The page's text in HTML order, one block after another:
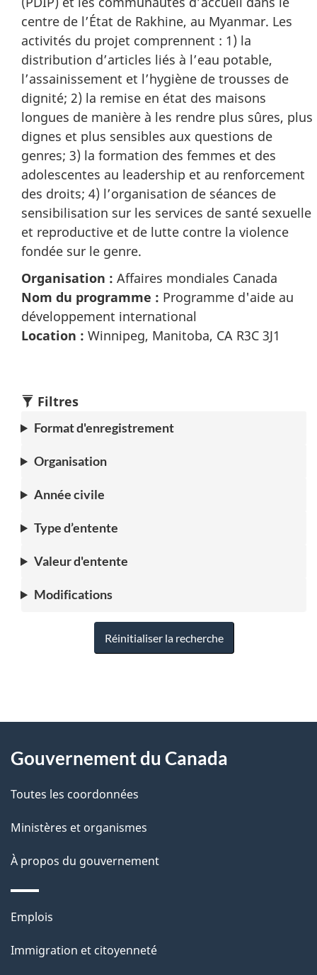
centre de l’État de Rakhine, au Myanmar. Les
activités du projet comprennent : 1) la
distribution d’articles liés à l’eau potable,
l’assainissement et l’hygiène de trousses de
dignité; 2) la remise en état des maisons
longues de manière à les rendre plus sûres, plus
dignes et plus sensibles aux questions de
genres; 3) la formation des femmes et des
adolescentes au leadership et au renforcement
des droits; 4) l’organisation de séances de
sensibilisation sur les services de santé sexuelle
et reproductive et de lutte contre la violence
fondée sur le genre.
Organisation : Affaires mondiales Canada
Nom du programme : Programme d'aide au
développement international
Location : Winnipeg, Manitoba, CA R3C 3J1
Filtres
Format d'enregistrement
Organisation
Année civile
Type d’entente
Valeur d'entente
Modifications
Réinitialiser la recherche
D
t
a
l
s
l
a
propos
ce
site
Gouvernement du Canada
Toutes les coordonnées
Ministères et organismes
À propos du gouvernement
Thèmes
sujets
Emplois
Immigration et citoyenneté